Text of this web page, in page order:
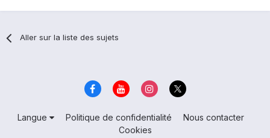
Aller sur la liste des sujets
Langue Politique de confidentialité
Nous contacter
Cookies